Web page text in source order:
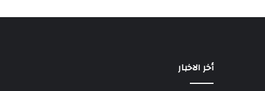
أخر الاخبار